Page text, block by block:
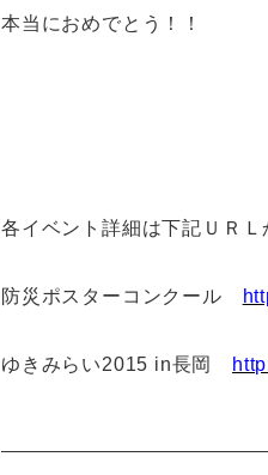
本当におめでとう！！
各イベント詳細は下記ＵＲＬ
防災ポスターコンクール
ゆきみらい2015 in長岡